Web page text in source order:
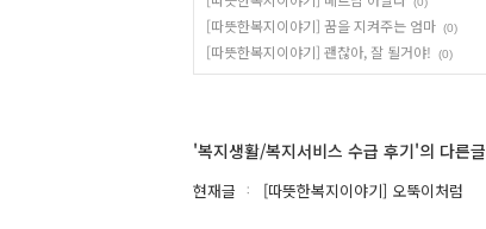
[따뜻한복지이야기] 꿈을 지켜주는 엄마 (0)
[따뜻한복지이야기] 괜찮아, 잘 될거야! (0)
'복지생활/복지서비스 수급 후기'의 다른글
현재글 [따뜻한복지이야기] 오뚝이처럼